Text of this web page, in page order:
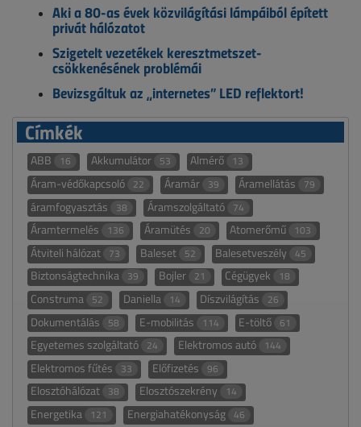
Aki a 80-as évek közvilágítási lámpáiból épített
privát hálózatot
Szigetelt vezetékek keresztmetszet-
csökkenésének problémái
Bevizsgáltuk az „internetes” LED reflektort!
Címkék
ABB 16 Akkumulátor 53 Almérő 13
Áram-védőkapcsoló 22 Áramár 39 Áramellátás 79
áramfogyasztás 38 Áramszolgáltató 74
Áramtermelés 136 Áramütés 20 Atomerőmű 103
Átviteli hálózat 73 Baleset 52 Balesetveszély 45
Biztonságtechnika 39 Bojler 21 Cégügyek 18
Construma 52 Daniella 14 Díszvilágítás 26
Dokumentálás 58 E-mobilitás 114 E-töltő 61
Egyetemes szolgáltató 24 Elektromos autó 144
Elektromos fűtés 33 Előfizetés 96
Elosztóhálózat 38 Elosztószekrény 14
Energetika 121 Energiahatékonyság 46